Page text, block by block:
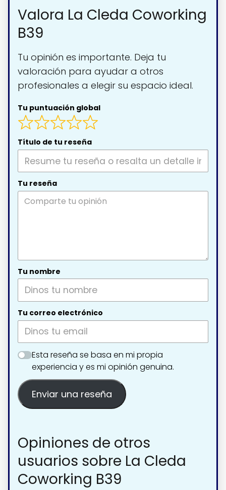
Valora La Cleda Coworking
B39
Tu opinión es importante. Deja tu
valoración para ayudar a otros
profesionales a elegir su espacio ideal.
Tu puntuación global
Título de tu reseña
Tu reseña
Tu nombre
Tu correo electrónico
Esta reseña se basa en mi propia
experiencia y es mi opinión genuina.
Enviar una reseña
Opiniones de otros
usuarios sobre La Cleda
Coworking B39